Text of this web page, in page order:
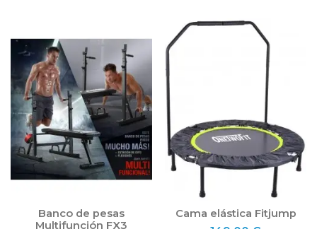
Banco de pesas
Multifunción FX3
Cama elástica Fitjump